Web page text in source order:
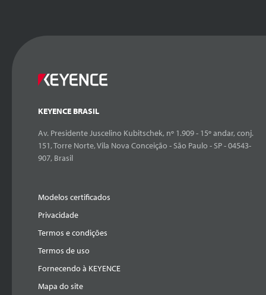
KEYENCE BRASIL
Av. Presidente Juscelino Kubitschek, nº 1.909 - 15º andar, conj.
151, Torre Norte, Vila Nova Conceição - São Paulo - SP - 04543-
907, Brasil
Modelos certificados
Privacidade
Termos e condições
Termos de uso
Fornecendo à KEYENCE
Mapa do site